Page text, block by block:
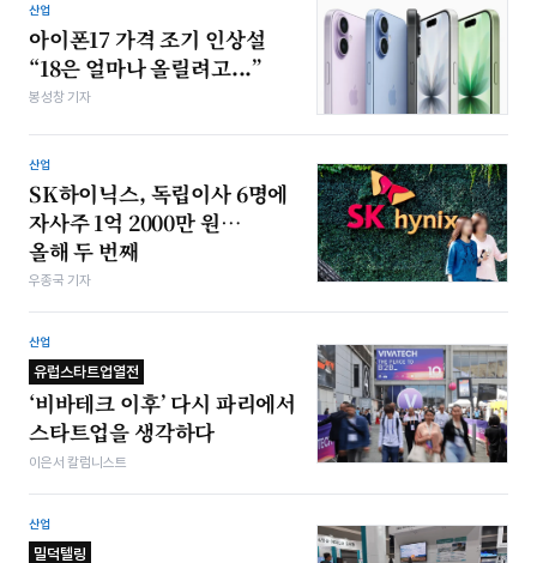
산업
아이폰17 가격 조기 인상설
“18은 얼마나 올릴려고...”
봉성창 기자
산업
SK하이닉스, 독립이사 6명에
자사주 1억 2000만 원…
올해 두 번째
우종국 기자
산업
유럽스타트업열전
‘비바테크 이후’ 다시 파리에서
스타트업을 생각하다
이은서 칼럼니스트
산업
밀덕텔링